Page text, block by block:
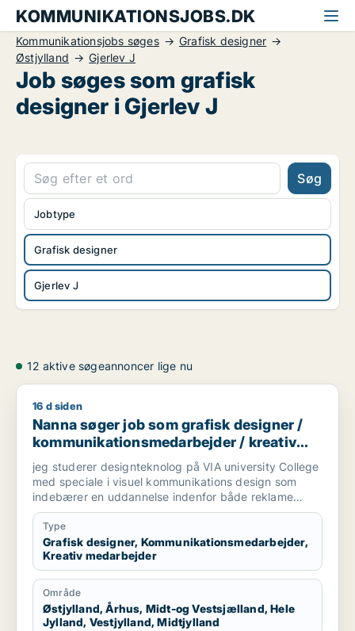
KOMMUNIKATIONSJOBS.DK
Kommunikationsjobs søges
Grafisk designer
Østjylland
Gjerlev J
Job søges som grafisk
designer i Gjerlev J
Søg
Grafisk designer
Gjerlev J
Jobtype
12 aktive søgeannoncer lige nu
Nanna søger job som grafisk designer /
16 d siden
Nanna søger job som grafisk designer /
kommunikationsmedarbejder / kreativ
medarbejder
jeg studerer designteknolog på VIA university College
med speciale i visuel kommunikations design som
indebærer en uddannelse indenfor både reklame
branchen og grafisk design. Vi arbejder med
magasiner, kampagner, plakater, styling til billeder,
mode og livsstil, trends og markedsføring. jeg søger
praktikplads indefor grafisk design, kampagner,
reklamer, SoMe, magasiner, reklame bureau, mode
brands, livsstil brands, stylist og generelt alt der har
med visuel kommunikation at gøre.
Type
Grafisk designer, Kommunikationsmedarbejder,
Kreativ medarbejder
Område
Østjylland, Århus, Midt-og Vestsjælland, Hele
Jylland, Vestjylland, Midtjylland